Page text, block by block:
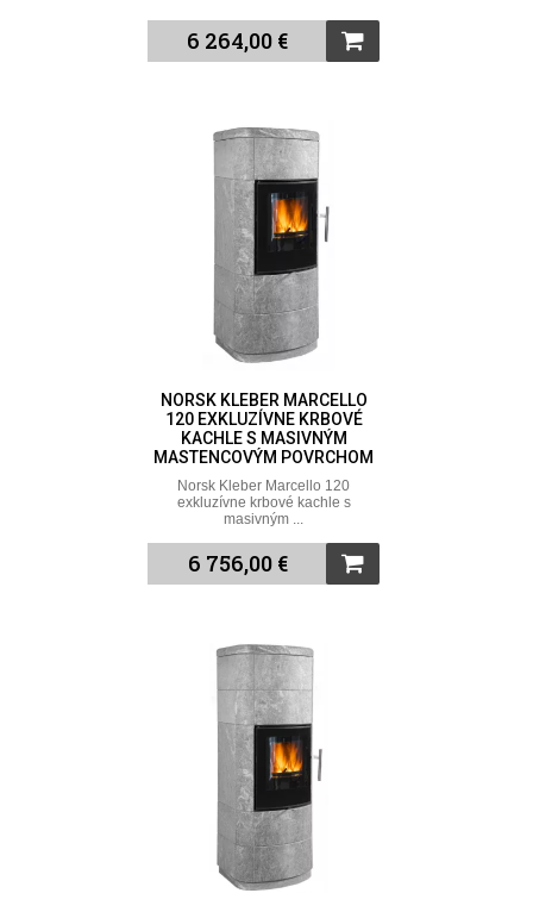
6 264,00 €
NORSK KLEBER MARCELLO
120 EXKLUZÍVNE KRBOVÉ
KACHLE S MASIVNÝM
MASTENCOVÝM POVRCHOM
Norsk Kleber Marcello 120
exkluzívne krbové kachle s
masivným ...
6 756,00 €